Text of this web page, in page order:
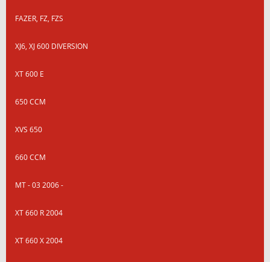
FAZER, FZ, FZS
XJ6, XJ 600 DIVERSION
XT 600 E
650 CCM
XVS 650
660 CCM
MT - 03 2006 -
XT 660 R 2004
XT 660 X 2004